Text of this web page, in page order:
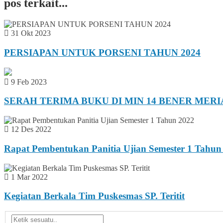
pos terkait...
31 Okt 2023
PERSIAPAN UNTUK PORSENI TAHUN 2024
9 Feb 2023
SERAH TERIMA BUKU DI MIN 14 BENER
12 Des 2022
Rapat Pembentukan Panitia Ujian Semester 1 Tahun
1 Mar 2022
Kegiatan Berkala Tim Puskesmas SP. Teritit